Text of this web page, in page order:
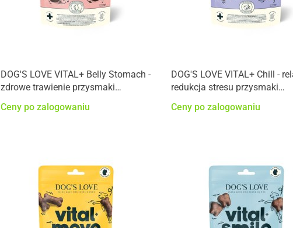
DOG'S LOVE VITAL+ Belly Stomach -
zdrowe trawienie przysmaki
Ceny po zalogowaniu
DOG'S LOVE VITAL+ Chill -
redukcja stresu przysmaki
Ceny po zalogowaniu